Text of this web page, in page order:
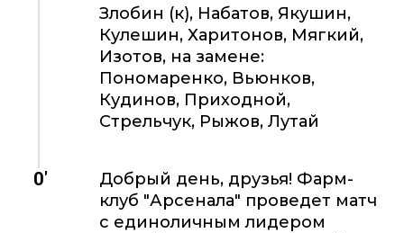
Злобин (к), Набатов, Якушин,
Кулешин, Харитонов, Мягкий,
Изотов, на замене:
Пономаренко, Вьюнков,
Кудинов, Приходной,
Стрельчук, Рыжов, Лутай
0'
Добрый день, друзья! Фарм-
клуб "Арсенала" проведет матч
с единоличным лидером